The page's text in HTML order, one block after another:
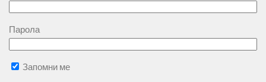
Парола
Запомни ме